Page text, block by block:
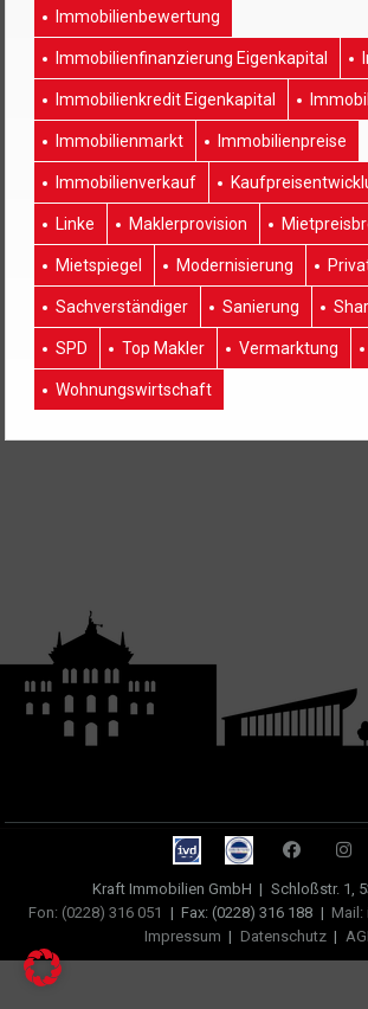
Immobilienbewertung
Immobilienfinanzierung Eigenkapital
Immobilienkredit Eigenkapital
Immobilienmarkt Immobilienpreise
Immobilienverkauf
Linke Maklerprovision
Mietspiegel Modernisierung
Sachverständiger Sanierung
SPD Top Makler Vermarktung
Wohnungswirtschaft
Kraft Immobilien GmbH | Schloßstr. 1,
Fon: (0228) 316 051 | Fax: (0228) 316 188 |
Impressum | Datenschutz |